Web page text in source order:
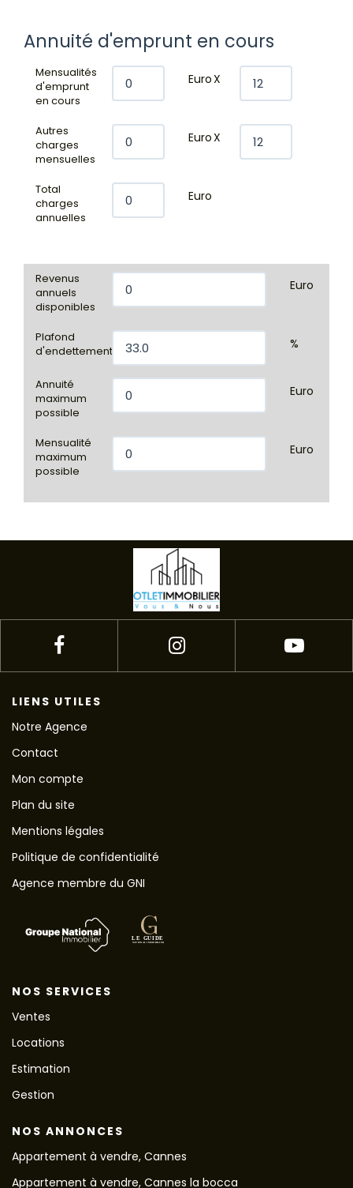
Annuité d'emprunt en cours
Mensualités
d'emprunt
en cours
EuroX
Autres
charges
mensuelles
EuroX
Total
charges
annuelles
Euro
Revenus
annuels
disponibles
Euro
Plafond
d'endettement
%
Annuité
maximum
possible
Euro
Mensualité
maximum
possible
Euro
LIENS UTILES
Notre Agence
Contact
Mon compte
Plan du site
Mentions légales
Politique de confidentialité
Agence membre du GNI
NOS SERVICES
Ventes
Locations
Estimation
Gestion
NOS ANNONCES
Appartement à vendre, Cannes
Appartement à vendre, Cannes la bocca